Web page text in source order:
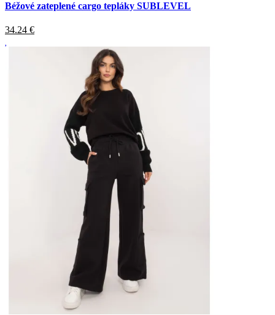
Béžové zateplené cargo tepláky SUBLEVEL
34.24 €